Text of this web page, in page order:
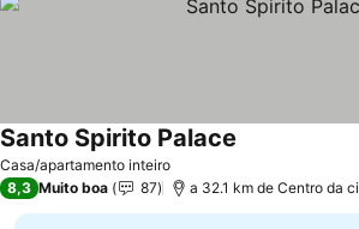
Casa/apartamento inteiro
Santo Spirito Palace
8,3 Muito boa 87 a 32.1 km de Centro da